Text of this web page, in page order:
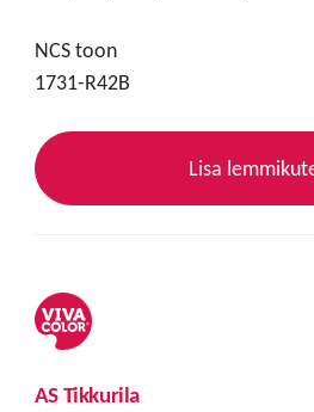
NCS toon
1731-R42B
Lisa
AS Tikkurila